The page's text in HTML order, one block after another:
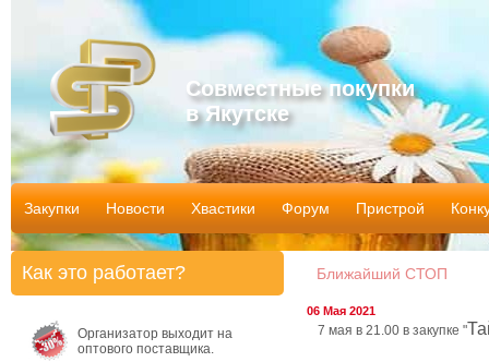
Совместные покупки
в Якутске
Закупки Новости Хвастики Форум Пристрой
Ближайший СТОП
06 Мая 2021
7 мая в 21.00 в закупке "
Как это работает?
Организатор выходит на
оптового поставщика.